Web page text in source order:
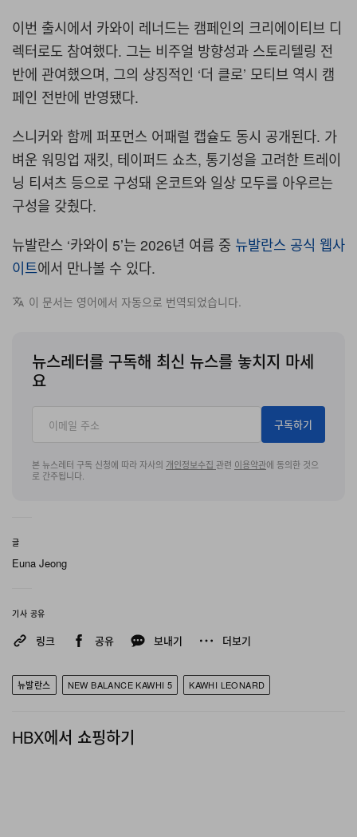
이번 출시에서 카와이 레너드는 캠페인의 크리에이티브 디
렉터로도 참여했다. 그는 비주얼 방향성과 스토리텔링 전
반에 관여했으며, 그의 상징적인 ‘더 클로’ 모티브 역시 캠
페인 전반에 반영됐다.
스니커와 함께 퍼포먼스 어패럴 캡슐도 동시 공개된다. 가
벼운 워밍업 재킷, 테이퍼드 쇼츠, 통기성을 고려한 트레이
닝 티셔츠 등으로 구성돼 온코트와 일상 모두를 아우르는
구성을 갖췄다.
뉴발란스 ‘카와이 5’는 2026년 여름 중 뉴발란스 공식 웹사
이트에서 만나볼 수 있다.
이 문서는 영어에서 자동으로 번역되었습니다.
뉴스레터를 구독해 최신 뉴스를 놓치지 마세
요
구독하기
본 뉴스레터 구독 신청에 따라 자사의 개인정보수집 관련 이용약관에 동의한 것으
로 간주됩니다.
글
Euna Jeong
기사 공유
링크 공유 보내기 더보기
뉴발란스 NEW BALANCE KAWHI 5 KAWHI LEONARD
HBX에서 쇼핑하기